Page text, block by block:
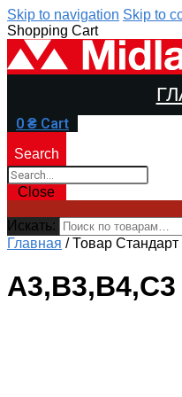
Skip to navigation Skip to
Shopping Cart
0 ₴ Cart
Search
Close
Искать:
Главная /Товар Стандарт
A3,B3,B4,C3